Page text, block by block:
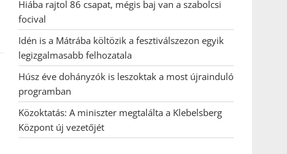
Hiába rajtol 86 csapat, mégis baj van a szabolcsi
focival
Idén is a Mátrába költözik a fesztiválszezon egyik
legizgalmasabb felhozatala
Húsz éve dohányzók is leszoktak a most újrainduló
programban
Közoktatás: A miniszter megtalálta a Klebelsberg
Központ új vezetőjét